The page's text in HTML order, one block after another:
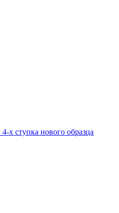
ступка нового образца